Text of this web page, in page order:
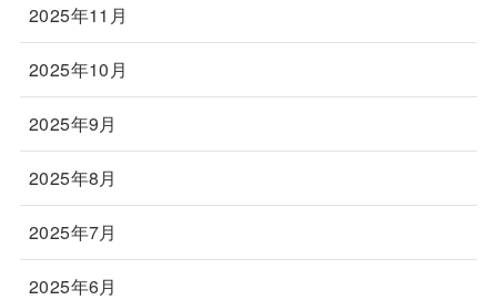
2025年11月
2025年10月
2025年9月
2025年8月
2025年7月
2025年6月